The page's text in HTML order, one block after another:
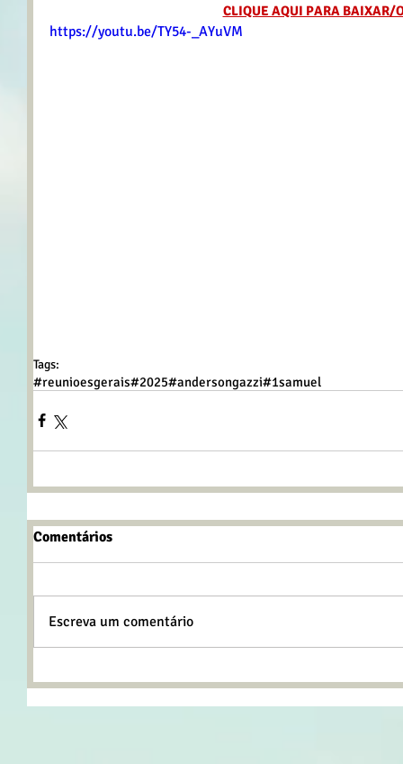
CLIQUE AQUI PARA BAIXAR/
https://youtu.be/TY54-_AYuVM
Tags:
#reunioesgerais#2025#andersongazzi#1samuel
Comentários
Escreva um comentário